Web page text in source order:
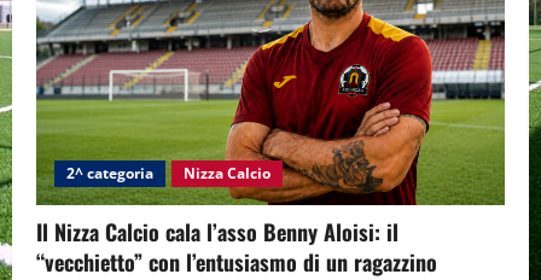
2^ categoria Nizza Calcio
Il Nizza Calcio cala l’asso Benny Aloisi: il
“vecchietto” con l’entusiasmo di un ragazzino